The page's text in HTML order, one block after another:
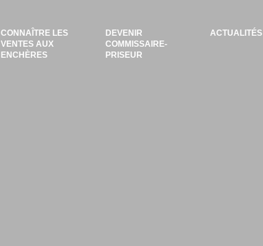
CONNAÎTRE LES
VENTES AUX
ENCHÈRES
DEVENIR
COMMISSAIRE-
PRISEUR
ACTUALITÉS